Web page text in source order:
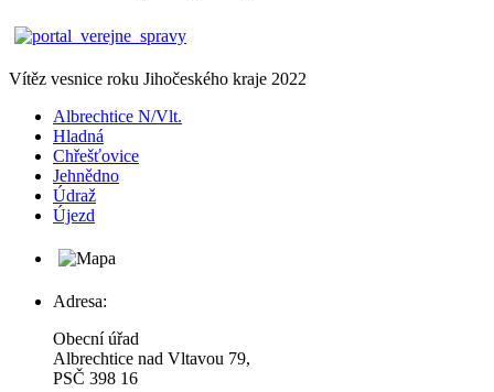
Vítěz vesnice roku Jihočeského kraje 2022
Albrechtice N/Vlt.
Hladná
Chřešťovice
Jehnědno
Údraž
Újezd
Adresa:
Obecní úřad
Albrechtice nad Vltavou 79,
PSČ 398 16